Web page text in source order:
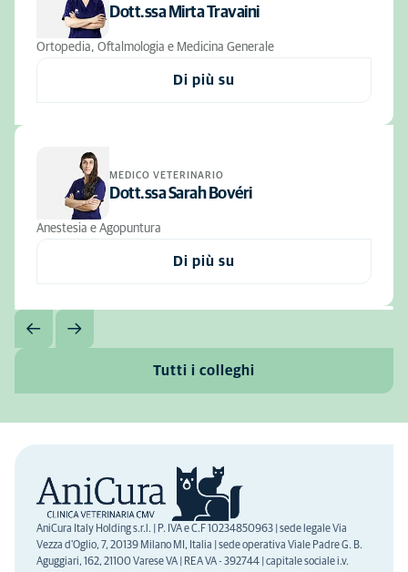
Dott.ssa Mirta Travaini
Ortopedia, Oftalmologia e Medicina Generale
Di più su
MEDICO VETERINARIO
Dott.ssa Sarah Bovéri
Anestesia e Agopuntura
Di più su
Tutti i colleghi
AniCura Italy Holding s.r.l. | P. IVA e C.F 10234850963 | sede legale Via
Vezza d'Oglio, 7, 20139 Milano MI, Italia | sede operativa Viale Padre G. B.
Aguggiari, 162, 21100 Varese VA | REA VA - 392744 | capitale sociale i.v.